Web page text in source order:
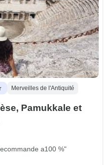
Merveilles de l'Antiquité
Pamukkale et
a100 %"